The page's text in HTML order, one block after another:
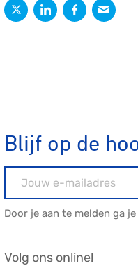
Blijf op de
Door je aan te melden ga
Volg ons online!